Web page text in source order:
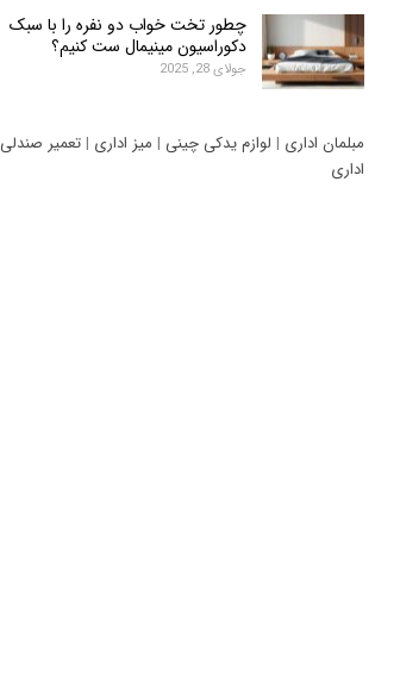
چطور تخت خواب دو نفره را با سبک
دکوراسیون مینیمال ست کنیم؟
جولای 28, 2025
مبلمان اداری | لوازم یدکی چینی | میز اداری | تعمیر صندلی
اداری